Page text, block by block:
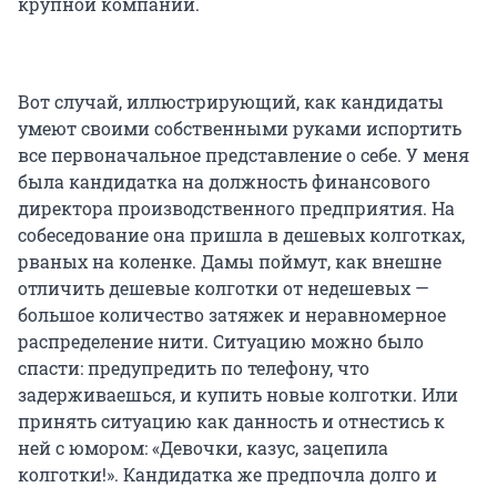
Вот случай, иллюстрирующий, как кандидаты
умеют своими собственными руками испортить
все первоначальное представление о себе. У меня
была кандидатка на должность финансового
директора производственного предприятия. На
собеседование она пришла в дешевых колготках,
рваных на коленке. Дамы поймут, как внешне
отличить дешевые колготки от недешевых —
большое количество затяжек и неравномерное
распределение нити. Ситуацию можно было
спасти: предупредить по телефону, что
задерживаешься, и купить новые колготки. Или
принять ситуацию как данность и отнестись к
ней с юмором: «Девочки, казус, зацепила
колготки!». Кандидатка же предпочла долго и